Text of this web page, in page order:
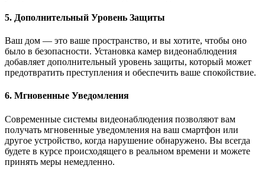
5. Дополнительный Уровень Защиты
Ваш дом — это ваше пространство, и вы хотите, чтобы оно
было в безопасности. Установка камер видеонаблюдения
добавляет дополнительный уровень защиты, который может
предотвратить преступления и обеспечить ваше спокойствие.
6. Мгновенные Уведомления
Современные системы видеонаблюдения позволяют вам
получать мгновенные уведомления на ваш смартфон или
другое устройство, когда нарушение обнаружено. Вы всегда
будете в курсе происходящего в реальном времени и можете
принять меры немедленно.